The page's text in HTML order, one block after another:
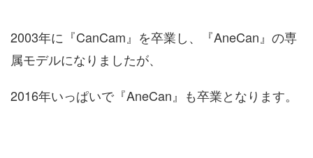
2003年に『CanCam』を卒業し、『AneCan』の専
属モデルになりましたが、
2016年いっぱいで『AneCan』も卒業となります。